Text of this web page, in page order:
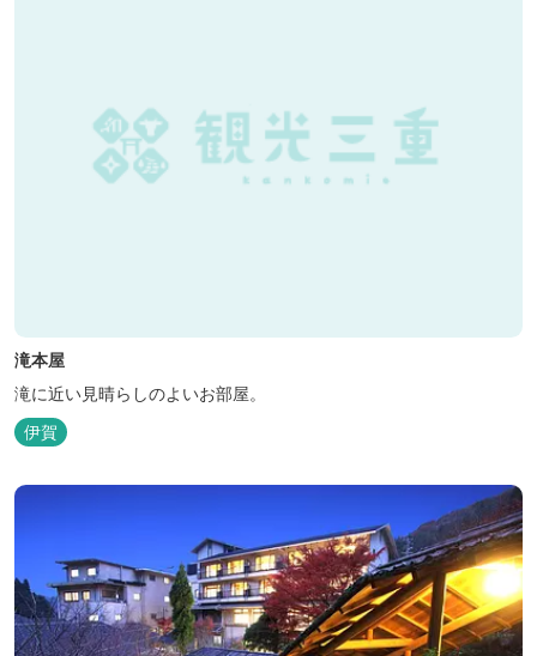
滝本屋
滝に近い見晴らしのよいお部屋。
伊賀